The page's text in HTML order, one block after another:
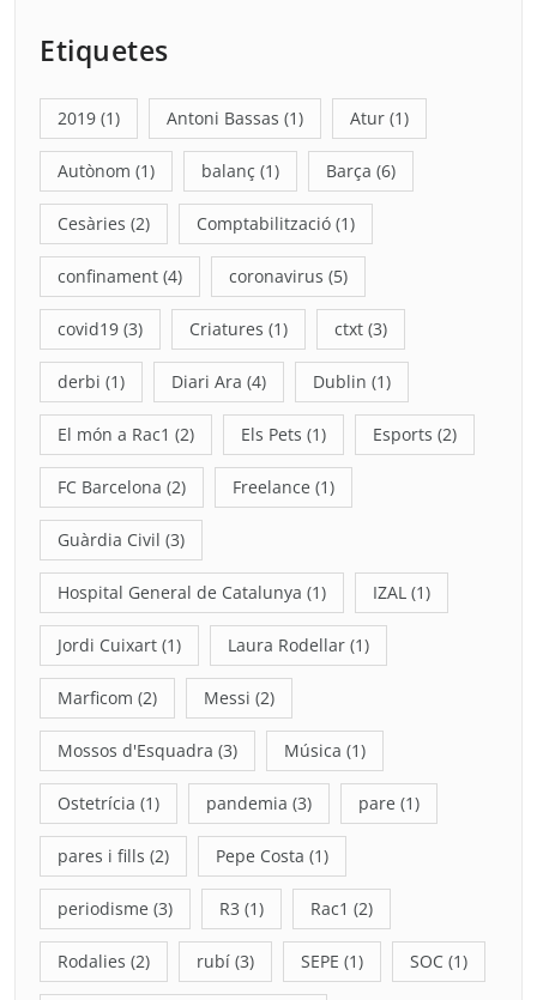
Etiquetes
2019 (1) Antoni Bassas (1) Atur (1)
Autònom (1) balanç (1) Barça (6)
Cesàries (2) Comptabilització (1)
confinament (4) coronavirus (5)
covid19 (3) Criatures (1) ctxt (3)
derbi (1) Diari Ara (4) Dublin (1)
El món a Rac1 (2) Els Pets (1) Esports (2)
FC Barcelona (2) Freelance (1)
Guàrdia Civil (3)
Hospital General de Catalunya (1) IZAL (1)
Jordi Cuixart (1) Laura Rodellar (1)
Marficom (2) Messi (2)
Mossos d'Esquadra (3) Música (1)
Ostetrícia (1) pandemia (3) pare (1)
pares i fills (2) Pepe Costa (1)
periodisme (3) R3 (1) Rac1 (2)
Rodalies (2) rubí (3) SEPE (1) SOC (1)